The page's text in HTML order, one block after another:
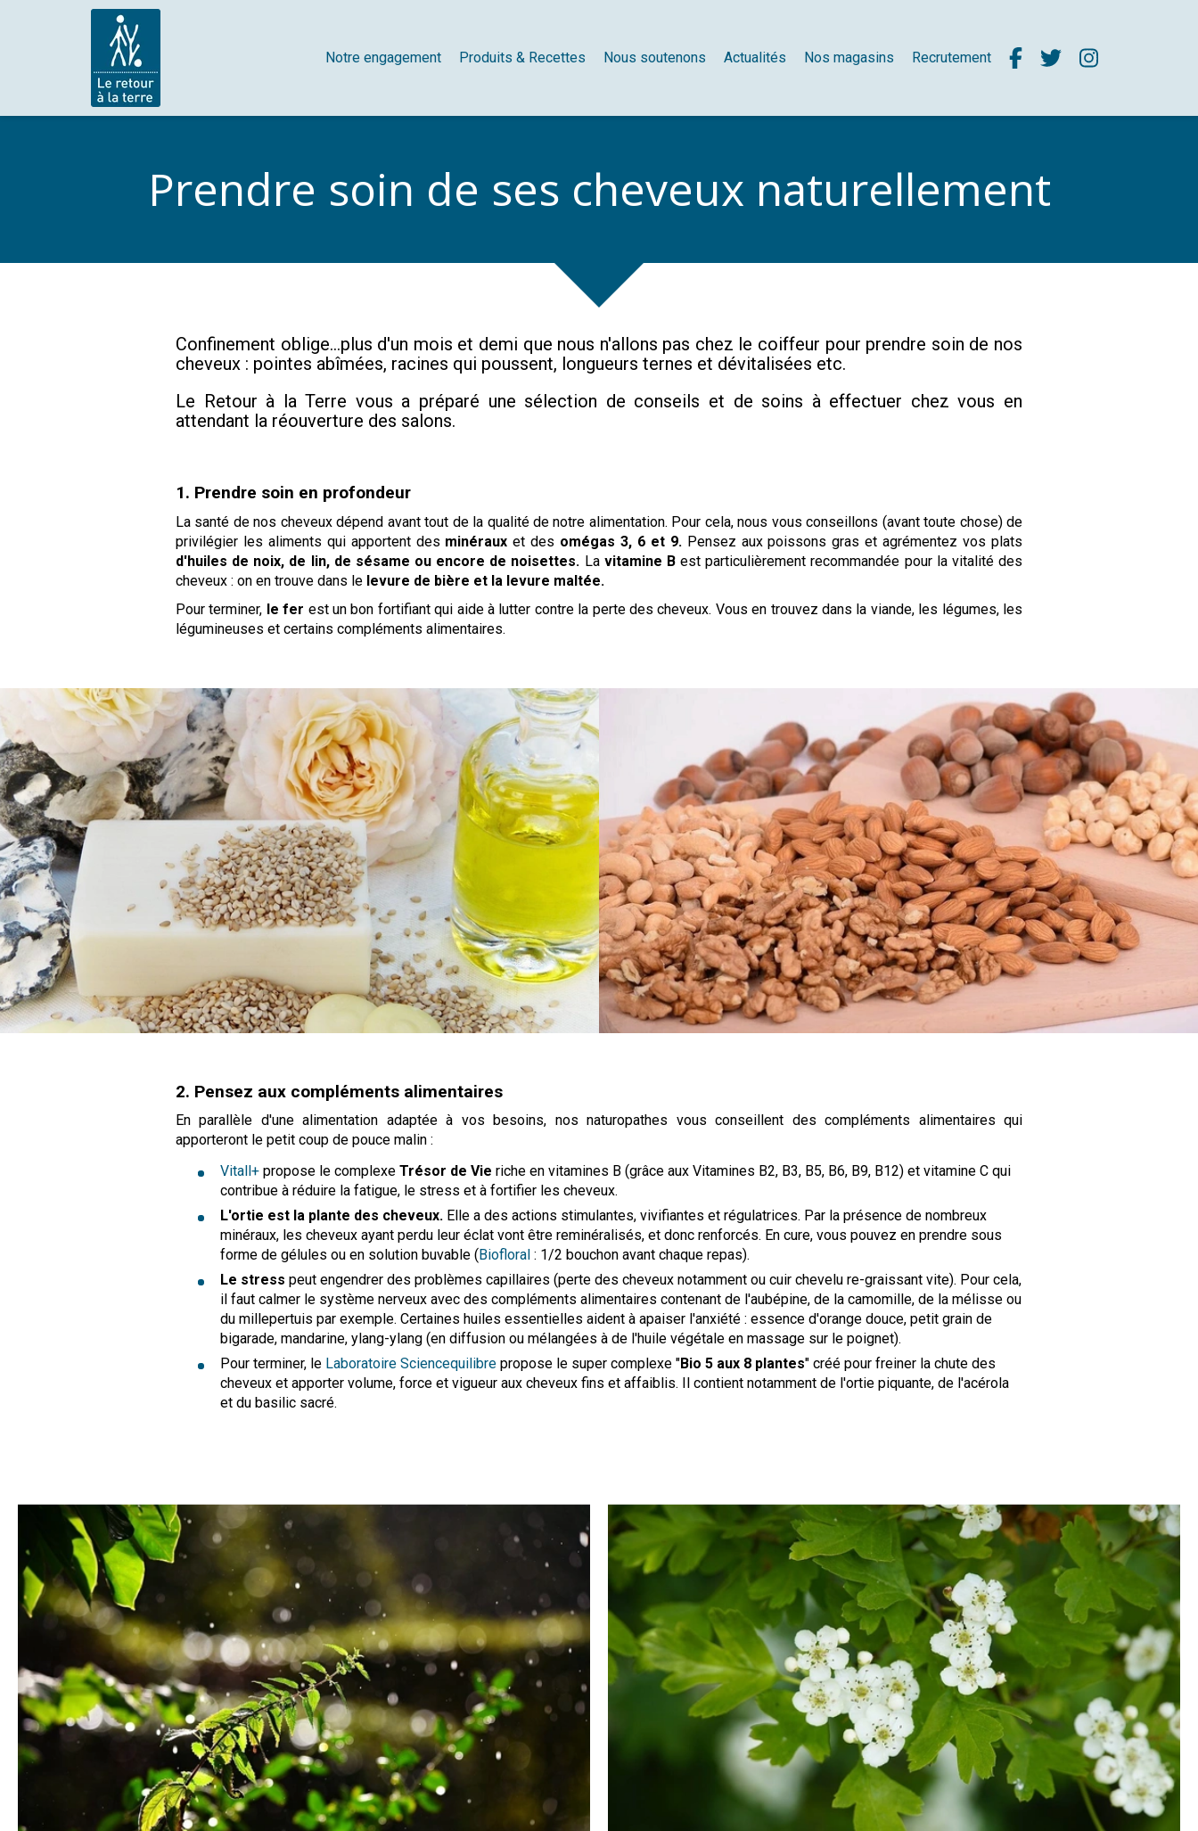
Notre engagement Produits & Recettes Nous soutenons Actualités Nos magasins Recrutement
Prendre soin de ses cheveux naturellement
Confinement oblige...plus d'un mois et demi que nous n'allons pas chez le coiffeur pour prendre soin de nos
cheveux : pointes abîmées, racines qui poussent, longueurs ternes et dévitalisées etc.
Le Retour à la Terre vous a préparé une sélection de conseils et de soins à effectuer chez vous en
attendant la réouverture des salons.
1. Prendre soin en profondeur
La santé de nos cheveux dépend avant tout de la qualité de notre alimentation. Pour cela, nous vous conseillons (avant toute chose) de
privilégier les aliments qui apportent des minéraux et des omégas 3, 6 et 9.Pensez aux poissons gras et agrémentez vos plats
d'huiles de noix, de lin, de sésame ou encore de noisettes. La vitamine Best particulièrement recommandée pour la vitalité des
cheveux : on en trouve dans le levure de bière et la levure maltée.
Pour terminer, le fer est un bon fortifiant qui aide à lutter contre la perte des cheveux. Vous en trouvez dans la viande, les légumes, les
légumineuses et certains compléments alimentaires.
2. Pensez aux compléments alimentaires
En parallèle d'une alimentation adaptée à vos besoins, nos naturopathes vous conseillent des compléments alimentaires qui
apporteront le petit coup de pouce malin :
Vitall+ propose le complexeTrésor de Vie riche en vitamines B(grâce aux Vitamines B2, B3, B5, B6, B9, B12) et vitamine Cqui
contribue à réduire la fatigue, le stress et à fortifier les cheveux.
L'ortie est la plante des cheveux. Elle a des actions stimulantes, vivifiantes et régulatrices. Par la présence de nombreux
minéraux, les cheveux ayant perdu leur éclat vont être reminéralisés, et donc renforcés. En cure, vouspouvez en prendre sous
forme de gélules ou en solution buvable ( Biofloral : 1/2 bouchon avant chaque repas).
Le stress peut engendrer des problèmes capillaires (perte des cheveux notamment ou cuir chevelu re-graissant vite). Pour cela,
il faut calmer le système nerveux avec des compléments alimentaires contenant de l'aubépine, de la camomille, de la mélisse ou
du millepertuis par exemple. Certaines huiles essentielles aident à apaiser l'anxiété : essence d'orange douce, petit grain de
bigarade, mandarine, ylang-ylang (en diffusion ou mélangées à de l'huile végétale en massage sur le poignet).
Pour terminer, le Laboratoire Sciencequilibre propose le super complexe "Bio 5 aux 8 plantes" créé pour freiner la chute des
cheveux et apporter volume, force et vigueur aux cheveux fins et affaiblis. Il contient notamment de l'ortie piquante, de l'acérola
et du basilic sacré.